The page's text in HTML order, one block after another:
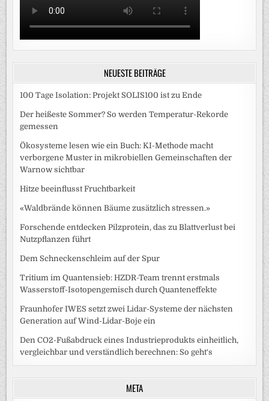
NEUESTE BEITRÄGE
100 Tage Isolation: Projekt SOLIS100 ist zu Ende
Der heißeste Sommer? So werden Temperatur-Rekorde
gemessen
Ökosysteme lesen wie ein Buch: KI-Methode macht
verborgene Muster in mikrobiellen Gemeinschaften der
Warnow sichtbar
Hitze beeinflusst Fruchtbarkeit
«Waldbrände können Bäume zusätzlich stressen.»
Forschende entdecken Pilzprotein, das zu Blattverlust bei
Nutzpflanzen führt
Dem Schneckenschleim auf der Spur
Tritium im Quantensieb: HZDR-Team trennt erstmals
Wasserstoff-Isotopengemisch durch Quanteneffekte
Fraunhofer IWES setzt zwei Lidar-Systeme der nächsten
Generation auf Wind-Lidar-Boje ein
Den CO2-Fußabdruck eines Industrieprodukts einheitlich,
vergleichbar und verständlich berechnen: So geht‘s
META